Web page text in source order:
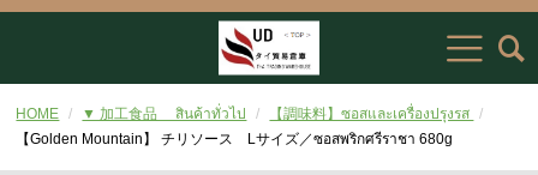
HOME ▼ 加工食品 สินค้าทั่วไป
【調味料】ซอสและเครื่องปรุงรส
【Golden Mountain】 チリソース Lサイズ／ซอสพริกศรีราชา 680g